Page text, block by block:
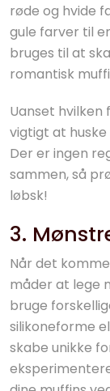
røde og hvide
gule farver til
bruges til at
romantisk
Uanset
vigtigt at
Der er ingen
sammen, så
løbsk!
3.
Når det
måder at lege
bruge
silikoneforme
skabe unikke